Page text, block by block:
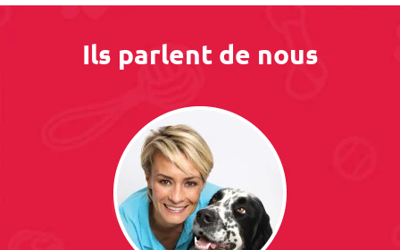
Ils parlent de nous